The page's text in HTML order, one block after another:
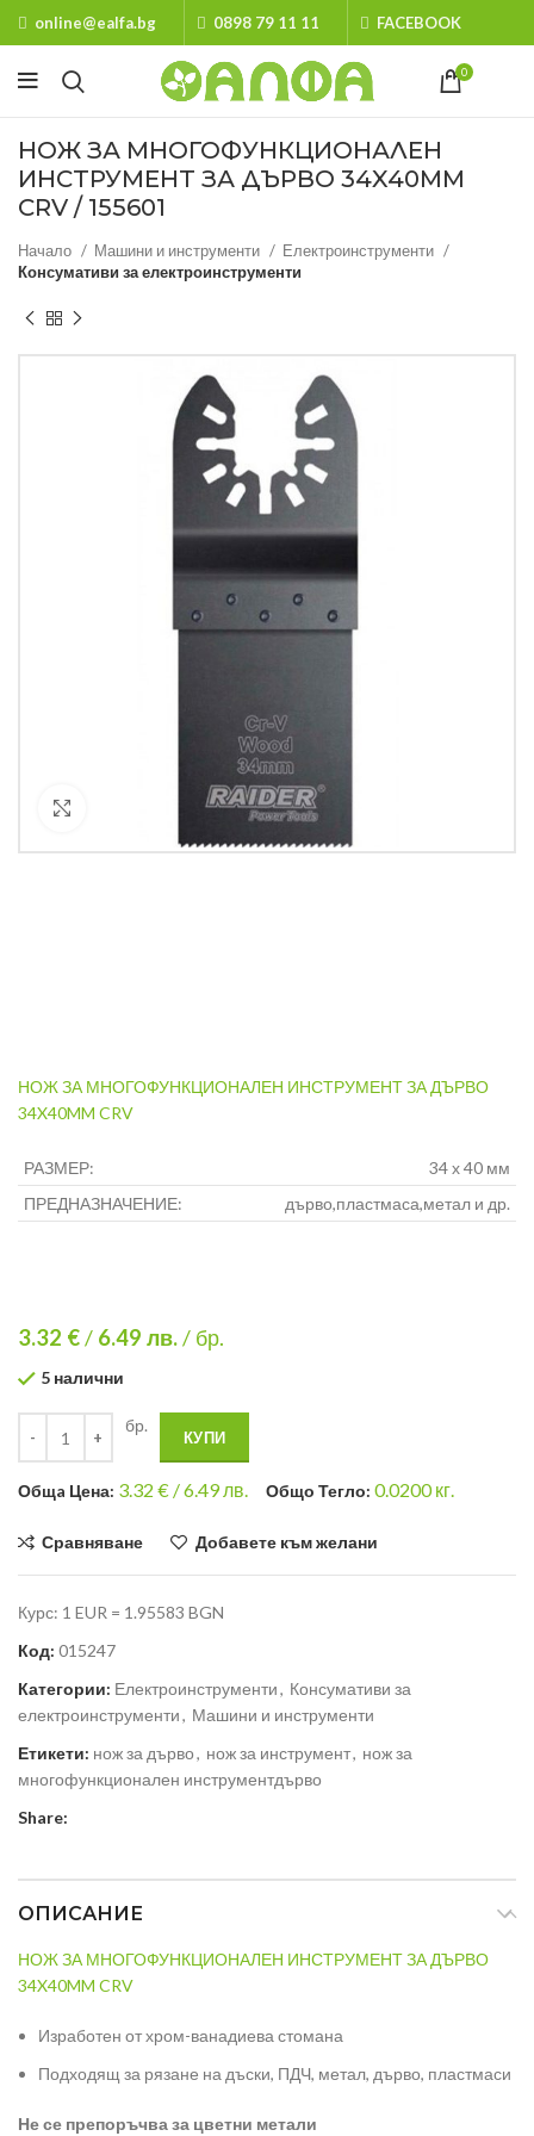
online@ealfa.bg 0898 79 11 11 FACEBOOK
0
НОЖ ЗА МНОГОФУНКЦИОНАЛЕН
ИНСТРУМЕНТ ЗА ДЪРВО 34X40MM
CRV / 155601
Начало Машини и инструменти
Електроинструменти
Консумативи за електроинструменти
Кликнете за уголемяване
НОЖ ЗА МНОГОФУНКЦИОНАЛЕН ИНСТРУМЕНТ ЗА ДЪРВО
34X40MM CRV
РАЗМЕР:
34 х 40 мм
ПРЕДНАЗНАЧЕНИЕ:
дърво,пластмаса,метал и др.
3.32 €/ 6.49 лв./ бр.
5 налични
бр.
КУПИ
Общa Цена: 3.32 € /6.49 лв. Общо Тегло: 0.0200кг.
Сравняване Добавете към желани
Курс: 1 EUR = 1.95583 BGN
Код: 015247
Категории: Електроинструменти, Консумативи за
електроинструменти, Машини и инструменти
Етикети: нож за дърво, нож за инструмент, нож за
многофункционален инструментдърво
Share:
ОПИСАНИЕ
НОЖ ЗА МНОГОФУНКЦИОНАЛЕН ИНСТРУМЕНТ ЗА ДЪРВО
34X40MM CRV
Изработен от хром-ванадиева стомана
Подходящ за рязане на дъски, ПДЧ, метал, дърво, пластмаси
Не се препоръчва за цветни метали